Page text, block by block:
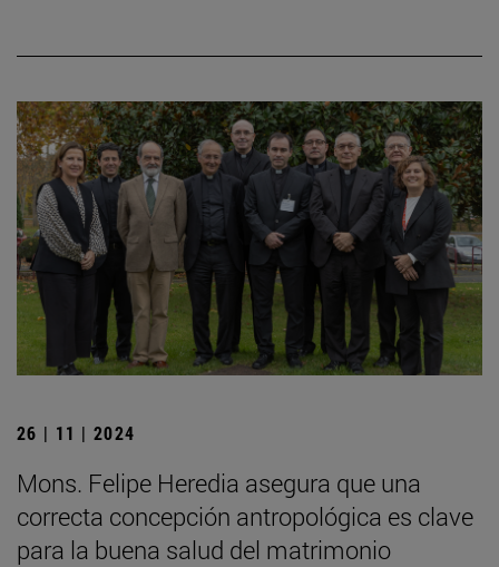
26 | 11 | 2024
Mons. Felipe Heredia asegura que una
correcta concepción antropológica es clave
para la buena salud del matrimonio